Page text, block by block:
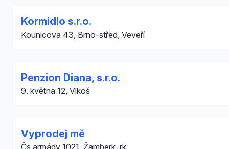
Kormidlo s.r.o.
Kounicova 43, Brno-střed, Veveří
Penzion Diana, s.r.o.
9. května 12, Vlkoš
Vyprodej mě
Čs armády 1021, Žamberk, rk